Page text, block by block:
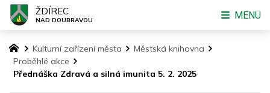
Kulturní zařízení města
Městská knihovna
Proběhlé akce
Přednáška Zdravá a silná imunita 5. 2. 2025
ŽDÍREC
NAD DOUBRAVOU MENU